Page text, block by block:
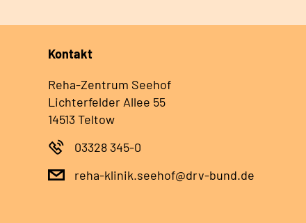
Kontakt
Reha-Zentrum Seehof
Lichterfelder Allee 55
14513 Teltow
03328 345-0
reha-klinik.seehof@drv-bund.de